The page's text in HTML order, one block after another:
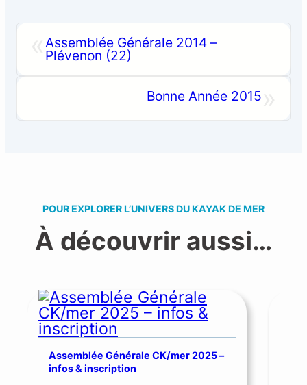
Assemblée Générale 2014 –
Plévenon (22)
Bonne Année 2015
POUR EXPLORER L’UNIVERS DU KAYAK DE MER
À découvrir aussi…
Assemblée Générale CK/mer 2025 –
infos & inscription